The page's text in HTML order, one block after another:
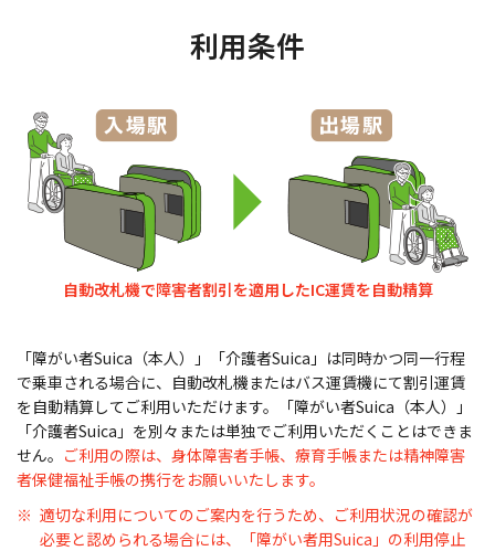
利用条件
自動改札機で障害者割引を適用したIC運賃を自動精算
「障がい者Suica（本人）」「介護者Suica」は同時かつ同一行程
で乗車される場合に、自動改札機またはバス運賃機にて割引運賃
を自動精算してご利用いただけます。「障がい者Suica（本人）」
「介護者Suica」を別々または単独でご利用いただくことはできま
せん。 ご利用の際は、身体障害者手帳、療育手帳または精神障害
者保健福祉手帳の携行をお願いいたします。
適切な利用についてのご案内を行うため、ご利用状況の確認が
必要と認められる場合には、「障がい者用Suica」の利用停止